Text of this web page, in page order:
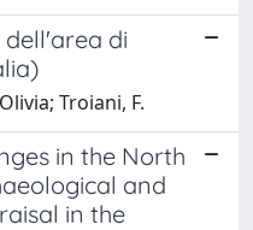
di
Troiani, F.
in the North
and
in the